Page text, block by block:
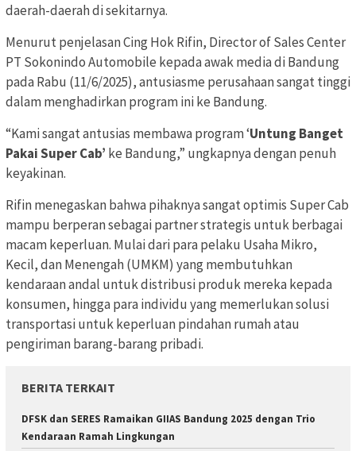
daerah-daerah di sekitarnya.
Menurut penjelasan Cing Hok Rifin, Director of Sales Center
PT Sokonindo Automobile kepada awak media di Bandung
pada Rabu (11/6/2025), antusiasme perusahaan sangat tinggi
dalam menghadirkan program ini ke Bandung.
“Kami sangat antusias membawa program ‘Untung Banget
Pakai Super Cab’ ke Bandung,” ungkapnya dengan penuh
keyakinan.
Rifin menegaskan bahwa pihaknya sangat optimis Super Cab
mampu berperan sebagai partner strategis untuk berbagai
macam keperluan. Mulai dari para pelaku Usaha Mikro,
Kecil, dan Menengah (UMKM) yang membutuhkan
kendaraan andal untuk distribusi produk mereka kepada
konsumen, hingga para individu yang memerlukan solusi
transportasi untuk keperluan pindahan rumah atau
pengiriman barang-barang pribadi.
BERITA TERKAIT
DFSK dan SERES Ramaikan GIIAS Bandung 2025 dengan Trio
Kendaraan Ramah Lingkungan